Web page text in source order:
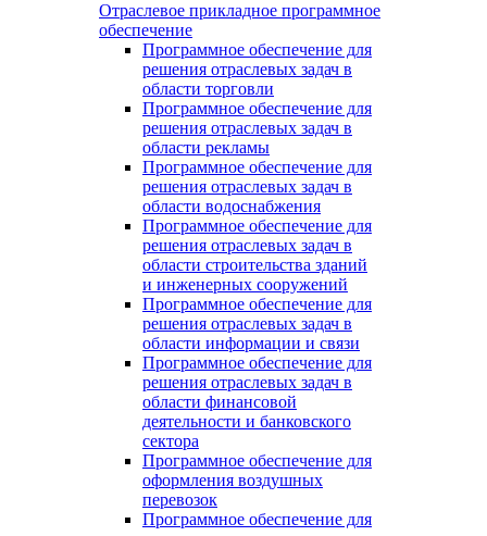
Отраслевое прикладное программное
обеспечение
Программное обеспечение для
решения отраслевых задач в
области торговли
Программное обеспечение для
решения отраслевых задач в
области рекламы
Программное обеспечение для
решения отраслевых задач в
области водоснабжения
Программное обеспечение для
решения отраслевых задач в
области строительства зданий
и инженерных сооружений
Программное обеспечение для
решения отраслевых задач в
области информации и связи
Программное обеспечение для
решения отраслевых задач в
области финансовой
деятельности и банковского
сектора
Программное обеспечение для
оформления воздушных
перевозок
Программное обеспечение для